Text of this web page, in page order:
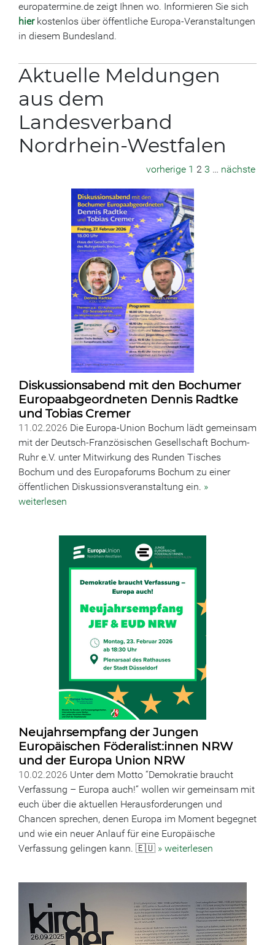
europatermine.de zeigt Ihnen wo. Informieren Sie sich
hierkostenlos über öffentliche Europa-Veranstaltungen
in diesem Bundesland.
Aktuelle Meldungen
aus dem
Landesverband
Nordrhein-Westfalen
vorherige 1 2 3 … nächste
Diskussionsabend mit den Bochumer
Europaabgeordneten Dennis Radtke
und Tobias Cremer
11.02.2026 Die Europa-Union Bochum lädt gemeinsam
mit der Deutsch-Französischen Gesellschaft Bochum-
Ruhr e.V. unter Mitwirkung des Runden Tisches
Bochum und des Europaforums Bochum zu einer
öffentlichen Diskussionsveranstaltung ein. »
weiterlesen
Neujahrsempfang der Jungen
Europäischen Föderalist:innen NRW
und der Europa Union NRW
10.02.2026 Unter dem Motto “Demokratie braucht
Verfassung – Europa auch!“ wollen wir gemeinsam mit
euch über die aktuellen Herausforderungen und
Chancen sprechen, denen Europa im Moment begegnet
und wie ein neuer Anlauf für eine Europäische
Verfassung gelingen kann. 🇪🇺 » weiterlesen